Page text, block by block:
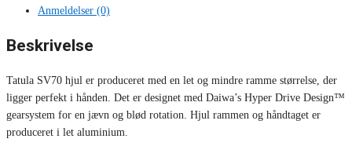
Anmeldelser (0)
Beskrivelse
Tatula SV70 hjul er produceret med en let og mindre ramme størrelse, der
ligger perfekt i hånden. Det er designet med Daiwa’s Hyper Drive Design™
gearsystem for en jævn og blød rotation. Hjul rammen og håndtaget er
produceret i let aluminium.